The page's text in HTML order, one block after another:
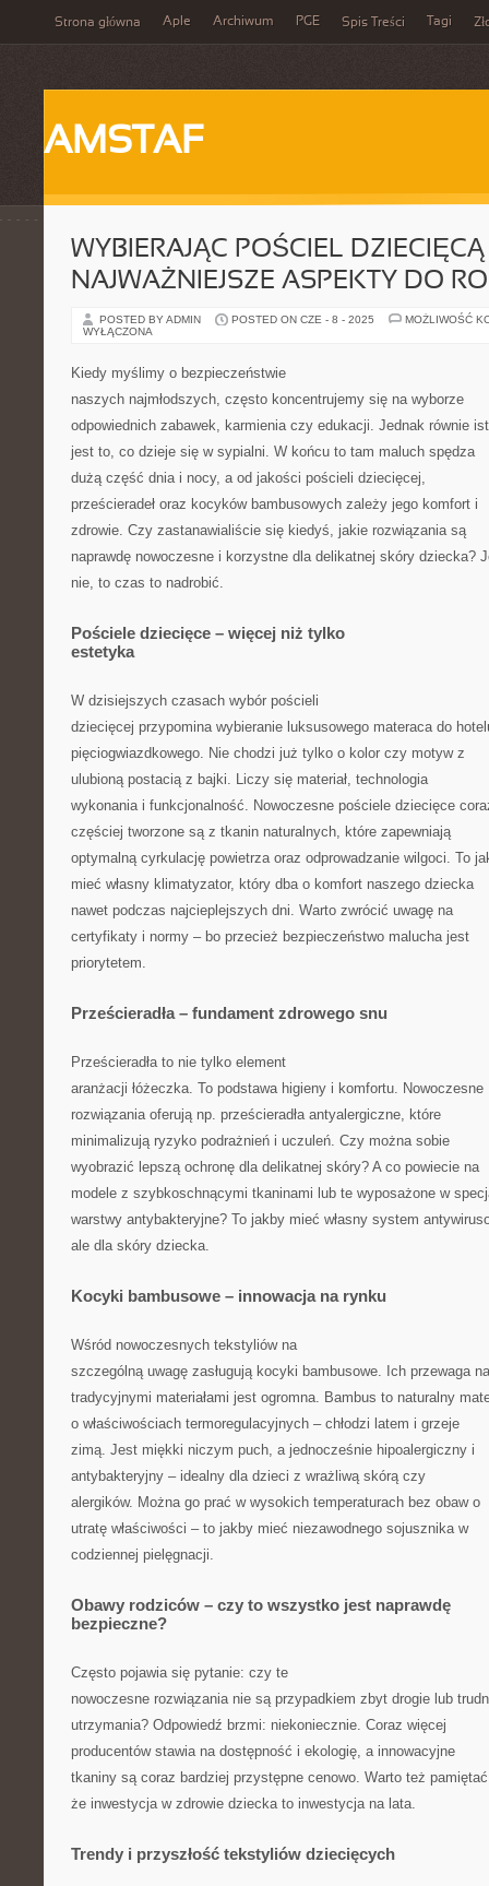
Strona główna Aple Archiwum PGE Spis Treści Tagi
AMSTAF
WYBIERAJĄC POŚCIEL DZIECIĘCĄ
NAJWAŻNIEJSZE ASPEKTY DO
POSTED BY ADMIN POSTED ON CZE - 8 - 2025
MOŻLIWOŚĆ
WYŁĄCZONA
Kiedy myślimy o bezpieczeństwie
naszych najmłodszych, często koncentrujemy się na wyborze
odpowiednich zabawek, karmienia czy edukacji. Jednak równie
jest to, co dzieje się w sypialni. W końcu to tam maluch spędza
dużą część dnia i nocy, a od jakości pościeli dziecięcej,
prześcieradeł oraz kocyków bambusowych zależy jego komfort i
zdrowie. Czy zastanawialiście się kiedyś, jakie rozwiązania są
naprawdę nowoczesne i korzystne dla delikatnej skóry dziecka?
nie, to czas to nadrobić.
Pościele dziecięce – więcej niż tylko
estetyka
W dzisiejszych czasach wybór pościeli
dziecięcej przypomina wybieranie luksusowego materaca do
pięciogwiazdkowego. Nie chodzi już tylko o kolor czy motyw z
ulubioną postacią z bajki. Liczy się materiał, technologia
wykonania i funkcjonalność. Nowoczesne pościele dziecięce
częściej tworzone są z tkanin naturalnych, które zapewniają
optymalną cyrkulację powietrza oraz odprowadzanie wilgoci. To
mieć własny klimatyzator, który dba o komfort naszego dziecka
nawet podczas najcieplejszych dni. Warto zwrócić uwagę na
certyfikaty i normy – bo przecież bezpieczeństwo malucha jest
priorytetem.
Prześcieradła – fundament zdrowego snu
Prześcieradła to nie tylko element
aranżacji łóżeczka. To podstawa higieny i komfortu. Nowoczesne
rozwiązania oferują np. prześcieradła antyalergiczne, które
minimalizują ryzyko podrażnień i uczuleń. Czy można sobie
wyobrazić lepszą ochronę dla delikatnej skóry? A co powiecie na
modele z szybkoschnącymi tkaninami lub te wyposażone w
warstwy antybakteryjne? To jakby mieć własny system
ale dla skóry dziecka.
Kocyki bambusowe – innowacja na rynku
Wśród nowoczesnych tekstyliów na
szczególną uwagę zasługują kocyki bambusowe. Ich przewaga
tradycyjnymi materiałami jest ogromna. Bambus to naturalny
o właściwościach termoregulacyjnych – chłodzi latem i grzeje
zimą. Jest miękki niczym puch, a jednocześnie hipoalergiczny i
antybakteryjny – idealny dla dzieci z wrażliwą skórą czy
alergików. Można go prać w wysokich temperaturach bez obaw o
utratę właściwości – to jakby mieć niezawodnego sojusznika w
codziennej pielęgnacji.
Obawy rodziców – czy to wszystko jest naprawdę
bezpieczne?
Często pojawia się pytanie: czy te
nowoczesne rozwiązania nie są przypadkiem zbyt drogie lub
utrzymania? Odpowiedź brzmi: niekoniecznie. Coraz więcej
producentów stawia na dostępność i ekologię, a innowacyjne
tkaniny są coraz bardziej przystępne cenowo. Warto też
że inwestycja w zdrowie dziecka to inwestycja na lata.
Trendy i przyszłość tekstyliów dziecięcych